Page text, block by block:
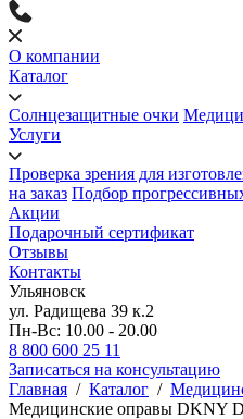
О компании
Каталог
Солнцезащитные очки
Услуги
Проверка зрения для
на заказ Подбор
Акции
Подарочный сертификат
Отзывы
Контакты
Ульяновск
ул. Радищева 39 к.2
Пн-Вс: 10.00 - 20.00
8 800 600 25 11
Записаться на консультацию
Главная / Каталог /
Медицинские оправы DKNY